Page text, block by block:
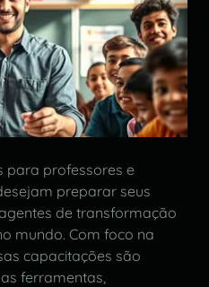
para professores e
preparar seus
de transformação
mundo. Com foco na
capacitações são
ferramentas,